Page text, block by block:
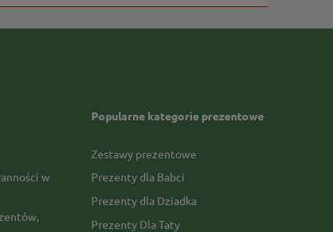
w
Popularne kategorie prezentowe
Zestawy prezentowe
Prezenty dla Babci
Prezenty dla Dziadka
Prezenty Dla Taty